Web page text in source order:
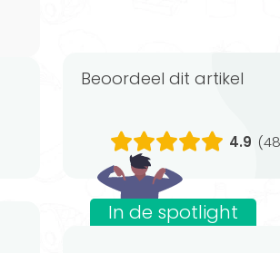
Beoordeel dit artikel
4.9 (48
In de spotlight